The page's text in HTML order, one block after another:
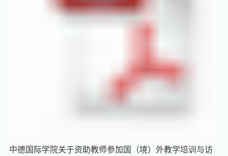
中德国际学院关于资助教师参加国（境）外教学培训与访